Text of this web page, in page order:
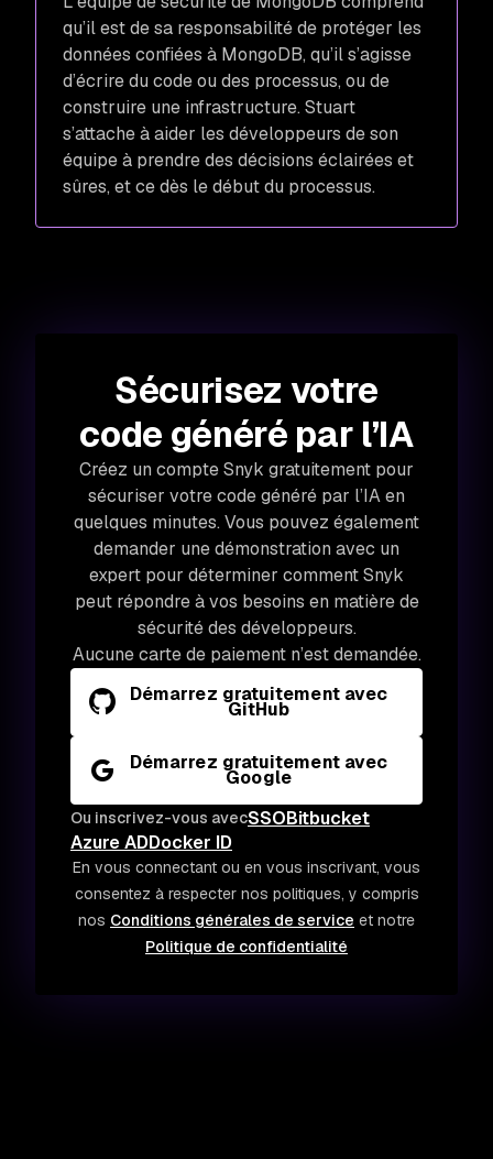
qu’il est de sa responsabilité de protéger les
données confiées à MongoDB, qu’il s’agisse
d’écrire du code ou des processus, ou de
construire une infrastructure. Stuart
s’attache à aider les développeurs de son
équipe à prendre des décisions éclairées et
sûres, et ce dès le début du processus.
Sécurisez votre
code généré par l’IA
Créez un compte Snyk gratuitement pour
sécuriser votre code généré par l’IA en
quelques minutes. Vous pouvez également
demander une démonstration avec un
expert pour déterminer comment Snyk
peut répondre à vos besoins en matière de
sécurité des développeurs.
Aucune carte de paiement n’est demandée.
Démarrez gratuitement avec
GitHub
Démarrez gratuitement avec
Google
Ou inscrivez-vous avecSSOBitbucket
Azure ADDocker ID
En vous connectant ou en vous inscrivant, vous
consentez à respecter nos politiques, y compris
nos Conditions générales de service et notre
Politique de confidentialité